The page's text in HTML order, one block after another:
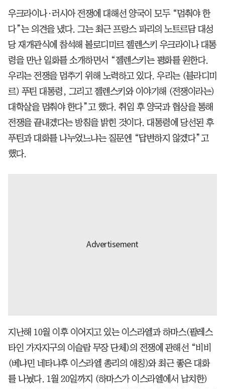
우크라이나·러시아 전쟁에 대해선 양국이 모두 “멈춰야 한
다”는 의견을 냈다. 그는 최근 프랑스 파리의 노트르담 대성
당 재개관식에 참석해 볼로디미르 젤렌스키 우크라이나 대통
령을 만난 일화를 소개하면서 “젤렌스키는 평화를 원한다.
우리는 전쟁을 멈추기 위해 노력하고 있다. 우리는 (블라디미
르) 푸틴 대통령, 그리고 젤렌스키와 이야기해 (전쟁이라는)
대학살을 멈춰야 한다”고 했다. 취임 후 양국과 협상을 통해
전쟁을 끝내겠다는 방침을 밝힌 것이다. 대통령에 당선된 후
푸틴과 대화를 나누었느냐는 질문엔 “답변하지 않겠다”고
했다.
지난해 10월 이후 이어지고 있는 이스라엘과 하마스(팔레스
타인 가자지구의 이슬람 무장 단체)의 전쟁에 관해선 “비비
(베냐민 네타냐후 이스라엘 총리의 애칭)와 최근 좋은 대화
를 나눴다. 1월 20일까지 (하마스가 이스라엘에서 납치한)